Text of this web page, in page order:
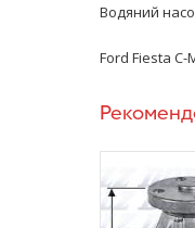
Водяний
Ford Fiesta